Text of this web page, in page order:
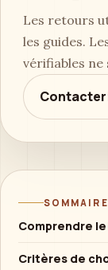
Les retours
les guides.
vérifiables
SOMMAIRE
Comprendre
Critères de